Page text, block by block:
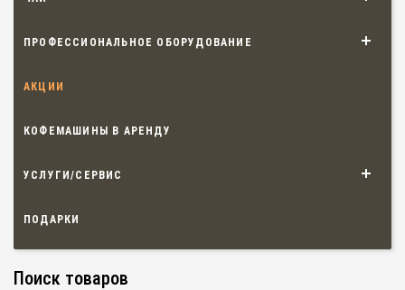
ПРОФЕССИОНАЛЬНОЕ ОБОРУДОВАНИЕ
АКЦИИ
КОФЕМАШИНЫ В АРЕНДУ
УСЛУГИ/СЕРВИС
ПОДАРКИ
Поиск товаров